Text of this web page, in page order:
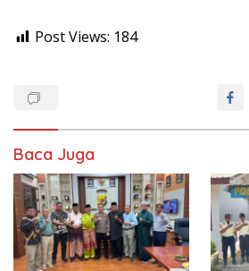
Post Views: 184
Baca Juga